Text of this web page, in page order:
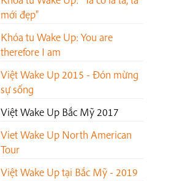
mới đẹp"
Khóa tu Wake Up: You are
therefore I am
Việt Wake Up 2015 - Đón mừng
sự sống
Việt Wake Up Bắc Mỹ 2017
Viet Wake Up North American
Tour
Việt Wake Up tại Bắc Mỹ - 2019